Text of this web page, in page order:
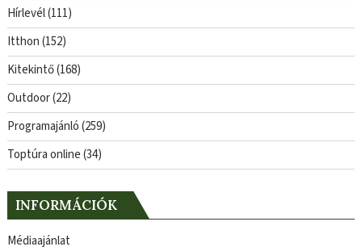
Hírlevél(111)
Itthon(152)
Kitekintő(168)
Outdoor(22)
Programajánló(259)
Toptúra online(34)
INFORMÁCIÓK
Médiaajánlat